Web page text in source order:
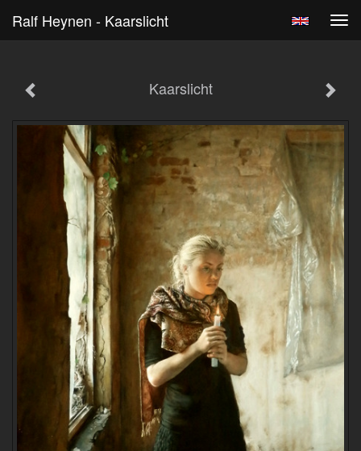
Ralf Heynen - Kaarslicht
Kaarslicht